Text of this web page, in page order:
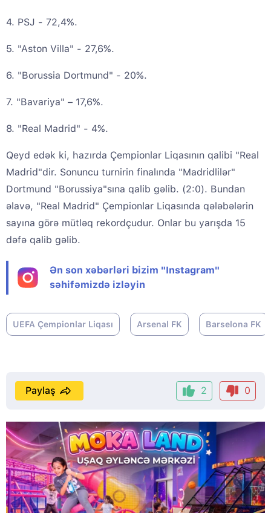
4. PSJ - 72,4%.
5. "Aston Villa" - 27,6%.
6. "Borussia Dortmund" - 20%.
7. "Bavariya" – 17,6%.
8. "Real Madrid" - 4%.
Qeyd edək ki, hazırda Çempionlar Liqasının qalibi "Real
Madrid"dir. Sonuncu turnirin finalında "Madridlilər"
Dortmund "Borussiya"sına qalib gəlib. (2:0). Bundan
əlavə, "Real Madrid" Çempionlar Liqasında qələbələrin
sayına görə mütləq rekordçudur. Onlar bu yarışda 15
dəfə qalib gəlib.
Ən son xəbərləri bizim "Instagram"
səhifəmizdə izləyin
UEFA Çempionlar Liqası Arsenal FK Barselona FK
2 0
Paylaş